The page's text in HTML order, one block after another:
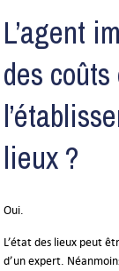
L’agent
des
lieux ?
Oui.
L’état des lieux peut
d’un expert.